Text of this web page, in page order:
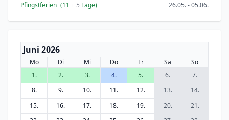
Pfingstferien (11 + 5 Tage) 26.05. - 05.06.
Juni 2026
Mo Di Mi Do Fr Sa
So
1.
2. 3. 4. 5. 6.
7.
8.
9. 10. 11. 12. 13.
14.
15.
16. 17. 18. 19. 20.
21.